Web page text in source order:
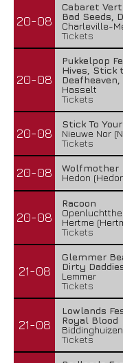
20-08
Cabaret
Bad Seeds,
Charleville-
Tickets
20-08
Pukkelpop
Hives, Stick
Hasselt
Tickets
20-08
Stick To
Nieuwe Nor
Tickets
20-08
Wolfmother
Hedon
20-08
Racoon
Hertme
Tickets
21-08
Glemmer
Dirty
Lemmer
Tickets
21-08
Lowlands
Royal Blood
Biddinghuizen
Tickets